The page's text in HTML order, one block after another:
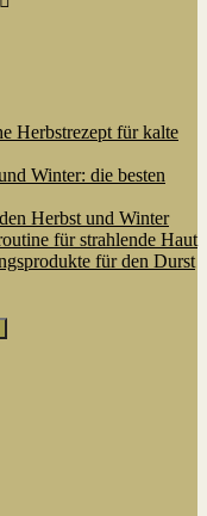
Herbstrezept für kalte
Winter: die besten
Herbst und Winter
für strahlende Haut
für den Durst